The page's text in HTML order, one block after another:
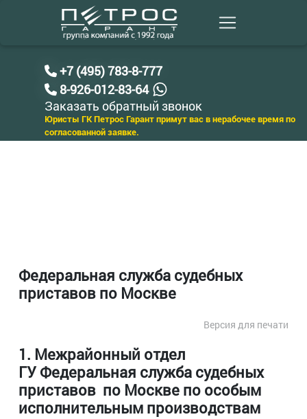
+7 (495) 783-8-777
8-926-012-83-64
Заказать обратный звонок
Юристы ГК Петрос Гарант примут вас в нерабочее время по
согласованной заявке.
Федеральная служба судебных
приставов по Москве
Версия для печати
1. Межрайонный отдел
ГУ Федеральная служба судебных
приставов по Москве по особым
исполнительным производствам